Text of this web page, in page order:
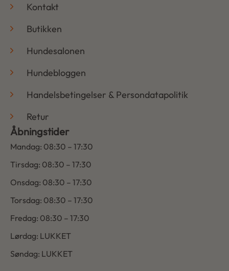
Kontakt
Butikken
Hundesalonen
Hundebloggen
Handelsbetingelser & Persondatapolitik
Retur
Åbningstider
Mandag: 08:30 – 17:30
Tirsdag: 08:30 – 17:30
Onsdag: 08:30 – 17:30
Torsdag: 08:30 – 17:30
Fredag: 08:30 – 17:30
Lørdag: LUKKET
Søndag: LUKKET